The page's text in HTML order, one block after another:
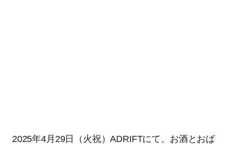
2025年4月29日（火祝）ADRIFTにて、お酒とおば